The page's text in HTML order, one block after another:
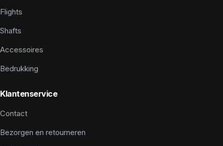
Flights
Shafts
Accessoires
Bedrukking
Klantenservice
Contact
Bezorgen en retourneren